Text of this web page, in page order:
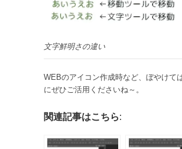
文字鮮明さの違い
WEBのアイコン作成時など、ぼやけて
にぜひご活用くださいね～。
関連記事はこちら: